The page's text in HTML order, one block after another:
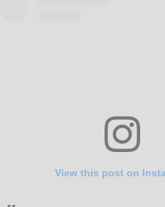
View this post on